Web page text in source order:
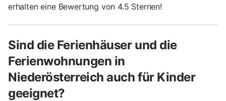
erhalten eine Bewertung von 4.5 Sternen!
Sind die Ferienhäuser und die
Ferienwohnungen in
Niederösterreich auch für Kinder
geeignet?